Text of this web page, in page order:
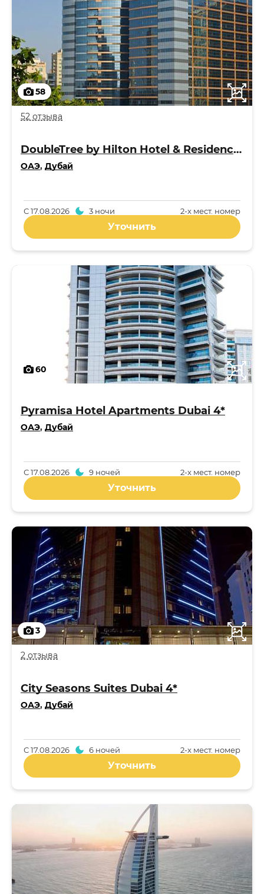
58
52 отзыва
DoubleTree by Hilton Hotel & Residences Dubai - Al Barsha 4*
ОАЭ, Дубай
2-x мест. номер
С17.08.2026 3 ночи
Уточнить
60
Pyramisa Hotel Apartments Dubai 4*
ОАЭ, Дубай
2-x мест. номер
С17.08.2026 9 ночей
Уточнить
3
2 отзыва
City Seasons Suites Dubai 4*
ОАЭ, Дубай
2-x мест. номер
С17.08.2026 6 ночей
Уточнить